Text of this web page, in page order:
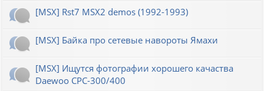
[MSX] Rst7 MSX2 demos (1992-1993)
[MSX] Байка про сетевые навороты Ямахи
[MSX] Ищутся фотографии хорошего качаства
Daewoo CPC-300/400